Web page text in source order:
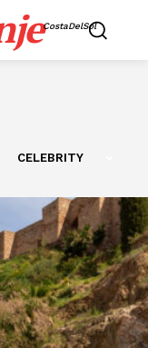
CostaDelSol
CELEBRITY